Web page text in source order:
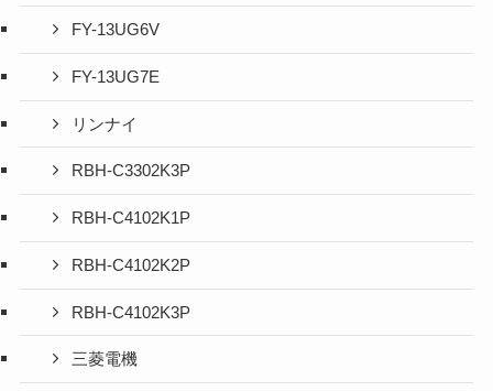
FY-13UG6V
FY-13UG7E
リンナイ
RBH-C3302K3P
RBH-C4102K1P
RBH-C4102K2P
RBH-C4102K3P
三菱電機